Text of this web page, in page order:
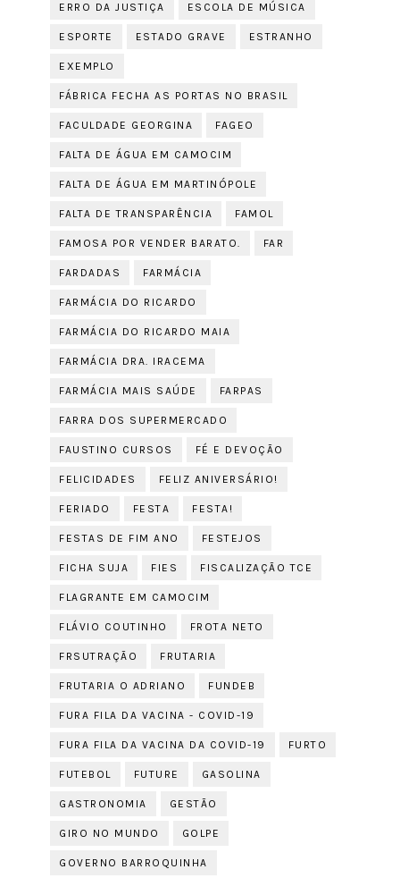
ERRO DA JUSTIÇA ESCOLA DE MÚSICA
ESPORTE ESTADO GRAVE ESTRANHO
EXEMPLO
FÁBRICA FECHA AS PORTAS NO BRASIL
FACULDADE GEORGINA FAGEO
FALTA DE ÁGUA EM CAMOCIM
FALTA DE ÁGUA EM MARTINÓPOLE
FALTA DE TRANSPARÊNCIA FAMOL
FAMOSA POR VENDER BARATO. FAR
FARDADAS FARMÁCIA
FARMÁCIA DO RICARDO
FARMÁCIA DO RICARDO MAIA
FARMÁCIA DRA. IRACEMA
FARMÁCIA MAIS SAÚDE FARPAS
FARRA DOS SUPERMERCADO
FAUSTINO CURSOS FÉ E DEVOÇÃO
FELICIDADES FELIZ ANIVERSÁRIO!
FERIADO FESTA FESTA!
FESTAS DE FIM ANO FESTEJOS
FICHA SUJA FIES FISCALIZAÇÃO TCE
FLAGRANTE EM CAMOCIM
FLÁVIO COUTINHO FROTA NETO
FRSUTRAÇÃO FRUTARIA
FRUTARIA O ADRIANO FUNDEB
FURA FILA DA VACINA - COVID-19
FURA FILA DA VACINA DA COVID-19 FURTO
FUTEBOL FUTURE GASOLINA
GASTRONOMIA GESTÃO
GIRO NO MUNDO GOLPE
GOVERNO BARROQUINHA